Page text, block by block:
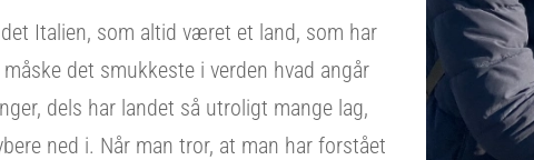
Italien, som altid været et land, som har
det smukkeste i verden hvad angår
dels har landet så utroligt mange lag,
ned i. Når man tror, at man har forstået